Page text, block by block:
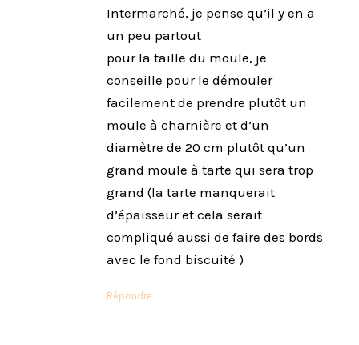
Intermarché, je pense qu’il y en a
un peu partout
pour la taille du moule, je
conseille pour le démouler
facilement de prendre plutôt un
moule à charnière et d’un
diamètre de 20 cm plutôt qu’un
grand moule à tarte qui sera trop
grand (la tarte manquerait
d’épaisseur et cela serait
compliqué aussi de faire des bords
avec le fond biscuité )
Répondre